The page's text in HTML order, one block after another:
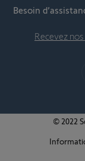
Besoin
Recevez
© 2022